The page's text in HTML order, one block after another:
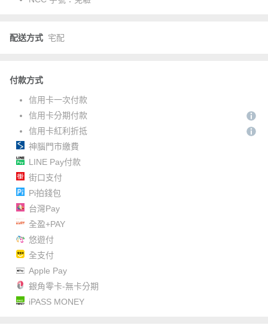
配送方式 宅配
付款方式
信用卡一次付款
信用卡分期付款
信用卡紅利折抵
神腦門市繳費
LINE Pay付款
街口支付
Pi拍錢包
台灣Pay
全盈+PAY
悠遊付
全支付
Apple Pay
銀角零卡-無卡分期
iPASS MONEY